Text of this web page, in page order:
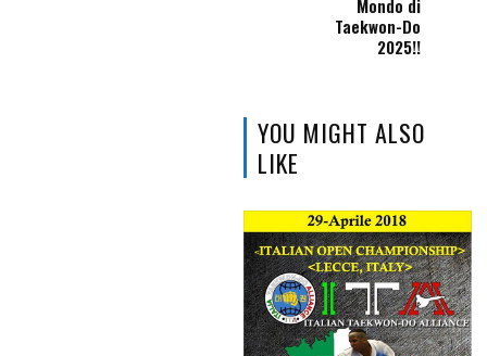
Eventi
Chi
Siamo
Istruttori
Contattaci
Mondo di
Taekwon-Do
2025!!
YOU MIGHT ALSO
LIKE